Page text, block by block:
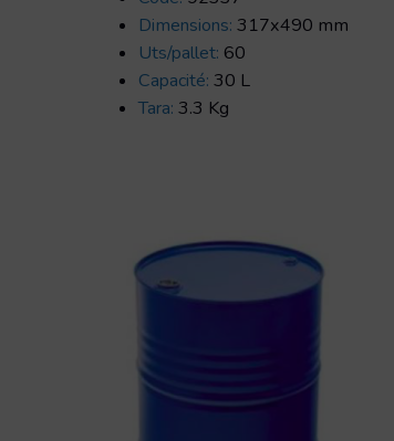
Dimensions: 317x490 mm
Uts/pallet: 60
Capacité: 30 L
Tara: 3.3 Kg